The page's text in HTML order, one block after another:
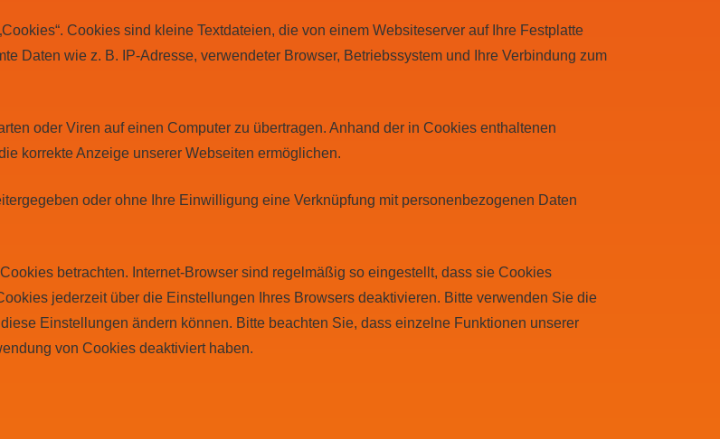
Cookies sind kleine Textdateien, die von einem Websiteserver auf Ihre Festplatte
Daten wie z. B. IP-Adresse, verwendeter Browser, Betriebssystem und Ihre Verbindung zum
oder Viren auf einen Computer zu übertragen. Anhand der in Cookies enthaltenen
korrekte Anzeige unserer Webseiten ermöglichen.
oder ohne Ihre Einwilligung eine Verknüpfung mit personenbezogenen Daten
betrachten. Internet-Browser sind regelmäßig so eingestellt, dass sie Cookies
jederzeit über die Einstellungen Ihres Browsers deaktivieren. Bitte verwenden Sie die
Einstellungen ändern können. Bitte beachten Sie, dass einzelne Funktionen unserer
von Cookies deaktiviert haben.